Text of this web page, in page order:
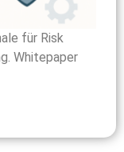
für Risk
Whitepaper